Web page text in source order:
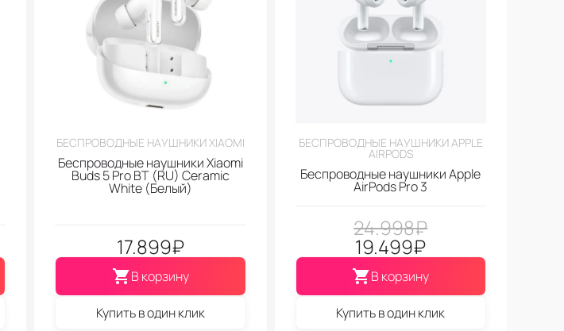
БЕСПРОВОДНЫЕ НАУШНИКИ XIAOMI
Беспроводные наушники Xiaomi
Buds 5 Pro BT (RU) Ceramic
White (Белый)
17.899₽
В корзину
Купить в один клик
БЕСПРОВОДНЫЕ НАУШНИКИ APPLE
AIRPODS
Беспроводные наушники Apple
AirPods Pro 3
24.998₽
19.499₽
В корзину
Купить в один клик